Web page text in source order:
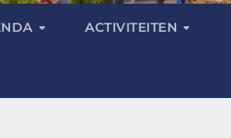
ACTIVITEITEN